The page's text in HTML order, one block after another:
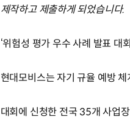
제작하고 제출하게 되었습니다.
‘위험성 평가 우수 사례 발표 대
현대모비스는 자기 규율 예방
대회에 신청한 전국 35개 사업